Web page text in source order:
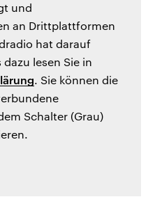
und
an Drittplattformen
hat darauf
lesen Sie in
. Sie können die
Schalter (Grau)